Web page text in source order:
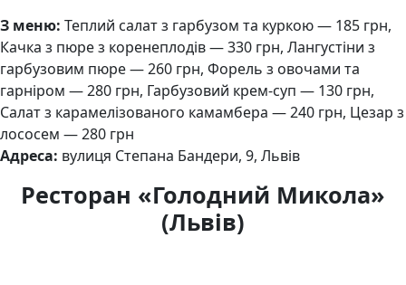
З меню: Теплий салат з гарбузом та куркою — 185 грн,
Качка з пюре з коренеплодів — 330 грн, Лангустіни з
гарбузовим пюре — 260 грн, Форель з овочами та
гарніром — 280 грн, Гарбузовий крем-суп — 130 грн,
Салат з карамелізованого камамбера — 240 грн, Цезар з
лососем — 280 грн
Адреса: вулиця Степана Бандери, 9, Львів
Ресторан «Голодний Микола»
(Львів)